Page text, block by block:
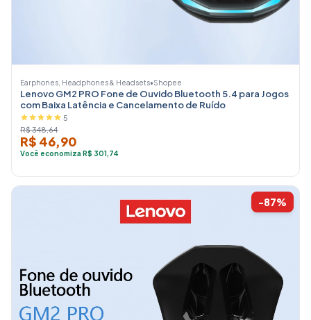
Earphones, Headphones & Headsets•Shopee
Lenovo GM2 PRO Fone de Ouvido Bluetooth 5.4 para Jogos
com Baixa Latência e Cancelamento de Ruído
5
R$ 348,64
R$ 46,90
Você economiza R$ 301,74
-87%